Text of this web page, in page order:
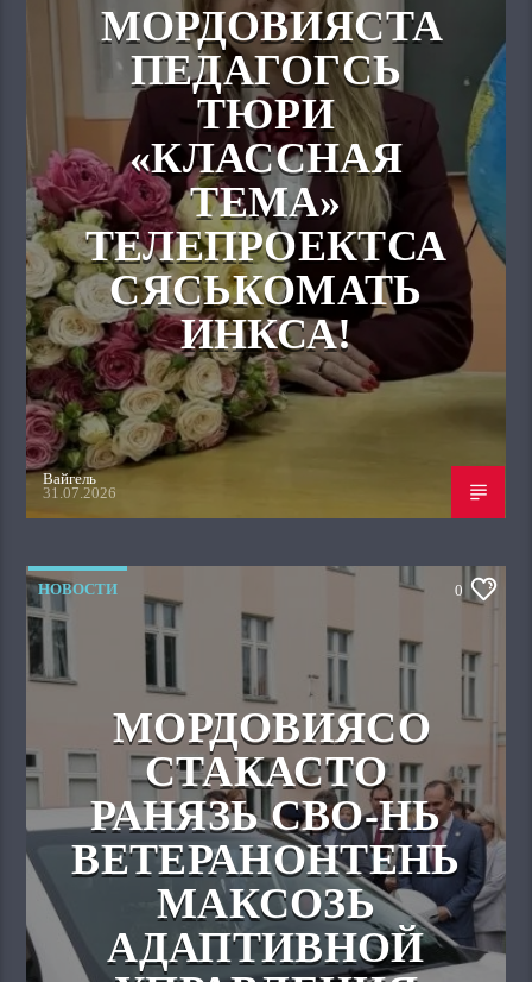
МОРДОВИЯСТА
ПЕДАГОГСЬ
ТЮРИ
«КЛАССНАЯ
ТЕМА»
ТЕЛЕПРОЕКТСА
СЯСЬКОМАТЬ
ИНКСА!
Вайгель
31.07.2026
НОВОСТИ 0
МОРДОВИЯСО
СТАКАСТО
РАНЯЗЬ СВО-НЬ
ВЕТЕРАНОНТЕНЬ
МАКСОЗЬ
АДАПТИВНОЙ